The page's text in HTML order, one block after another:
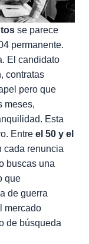
se parece
permanente.
El candidato
contratas
pero que
meses,
Esta
Entre el 50 y el
cada renuncia
buscas una
que
de guerra
mercado
de búsqueda